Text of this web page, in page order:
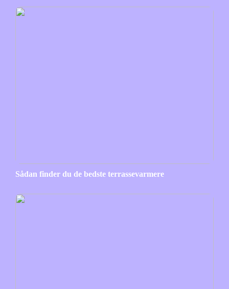
Sådan finder du de bedste terrassevarmere